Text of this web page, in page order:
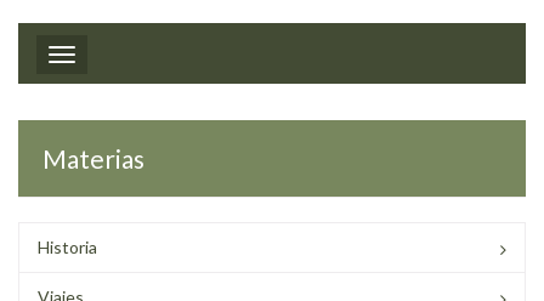
Toggle navigation
Materias
Historia
Viajes